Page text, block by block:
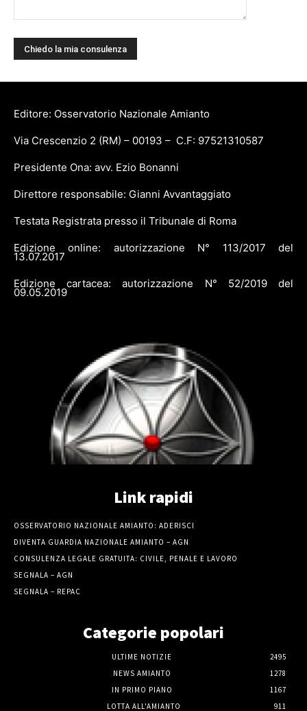
Editore: Osservatorio Nazionale Amianto
Via Crescenzio 2 (RM) – 00193 – C.F: 97521310587
Presidente Ona: avv. Ezio Bonanni
Direttore responsabile: Gianni Avvantaggiato
Testata Registrata presso il Tribunale di Roma
Edizione online: autorizzazione N° 113/2017 del
13.07.2017
Edizione cartacea: autorizzazione N° 52/2019 del
09.05.2019
Link rapidi
OSSERVATORIO NAZIONALE AMIANTO: ADERISCI
DIVENTA GUARDIA NAZIONALE AMIANTO – AGN
CONSULENZA LEGALE GRATUITA: CIVILE, PENALE E LAVORO
SEGNALA – AGN
SEGNALA – REPAC
Categorie popolari
ULTIME NOTIZIE
2495
NEWS AMIANTO
1278
IN PRIMO PIANO
1167
LOTTA ALL'AMIANTO
911